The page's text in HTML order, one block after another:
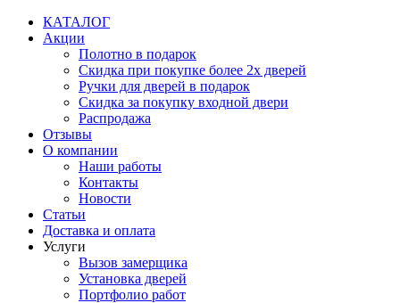
Перейти
содержимому
КАТАЛОГ
Акции
Полотно в подарок
Скидка при покупке более 2х дверей
Ручки для дверей в подарок
Скидка за покупку входной двери
Распродажа
Отзывы
О компании
Наши работы
Контакты
Новости
Статьи
Доставка и оплата
Услуги
Вызов замерщика
Установка дверей
Портфолио работ